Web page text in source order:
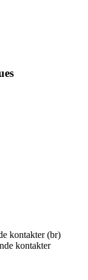
kontakter (br)
kontakter